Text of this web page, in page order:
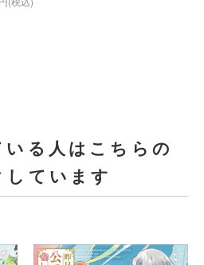
る人はこちらの
ています